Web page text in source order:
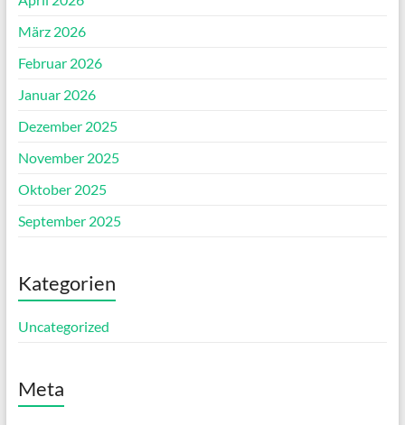
März 2026
Februar 2026
Januar 2026
Dezember 2025
November 2025
Oktober 2025
September 2025
Kategorien
Uncategorized
Meta